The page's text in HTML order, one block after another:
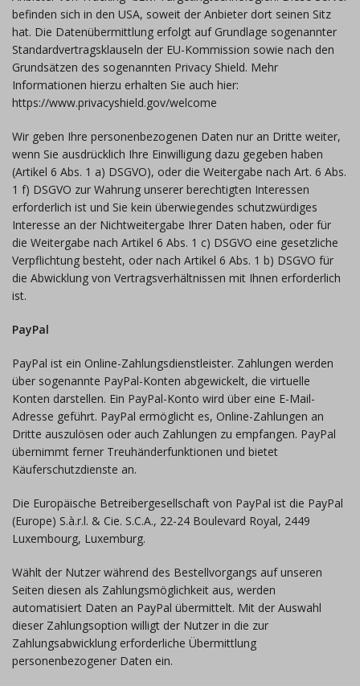
befinden sich in den USA, soweit der Anbieter dort seinen Sitz
hat. Die Datenübermittlung erfolgt auf Grundlage sogenannter
Standardvertragsklauseln der EU-Kommission sowie nach den
Grundsätzen des sogenannten Privacy Shield. Mehr
Informationen hierzu erhalten Sie auch hier:
https://www.privacyshield.gov/welcome
Wir geben Ihre personenbezogenen Daten nur an Dritte weiter,
wenn Sie ausdrücklich Ihre Einwilligung dazu gegeben haben
(Artikel 6 Abs. 1 a) DSGVO), oder die Weitergabe nach Art. 6 Abs.
1 f) DSGVO zur Wahrung unserer berechtigten Interessen
erforderlich ist und Sie kein überwiegendes schutzwürdiges
Interesse an der Nichtweitergabe Ihrer Daten haben, oder für
die Weitergabe nach Artikel 6 Abs. 1 c) DSGVO eine gesetzliche
Verpflichtung besteht, oder nach Artikel 6 Abs. 1 b) DSGVO für
die Abwicklung von Vertragsverhältnissen mit Ihnen erforderlich
ist.
PayPal
PayPal ist ein Online-Zahlungsdienstleister. Zahlungen werden
über sogenannte PayPal-Konten abgewickelt, die virtuelle
Konten darstellen. Ein PayPal-Konto wird über eine E-Mail-
Adresse geführt. PayPal ermöglicht es, Online-Zahlungen an
Dritte auszulösen oder auch Zahlungen zu empfangen. PayPal
übernimmt ferner Treuhänderfunktionen und bietet
Käuferschutzdienste an.
Die Europäische Betreibergesellschaft von PayPal ist die PayPal
(Europe) S.à.r.l. & Cie. S.C.A., 22-24 Boulevard Royal, 2449
Luxembourg, Luxemburg.
Wählt der Nutzer während des Bestellvorgangs auf unseren
Seiten diesen als Zahlungsmöglichkeit aus, werden
automatisiert Daten an PayPal übermittelt. Mit der Auswahl
dieser Zahlungsoption willigt der Nutzer in die zur
Zahlungsabwicklung erforderliche Übermittlung
personenbezogener Daten ein.